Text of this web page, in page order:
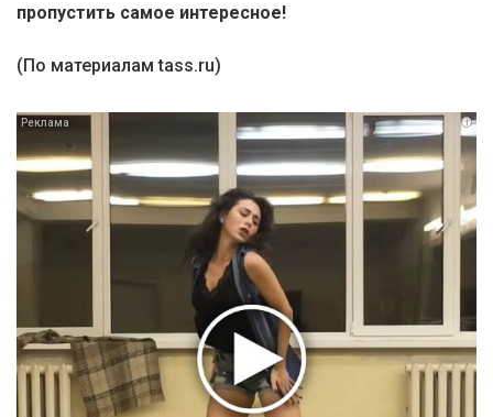
пропустить самое интересное!
(По материалам tass.ru)
i